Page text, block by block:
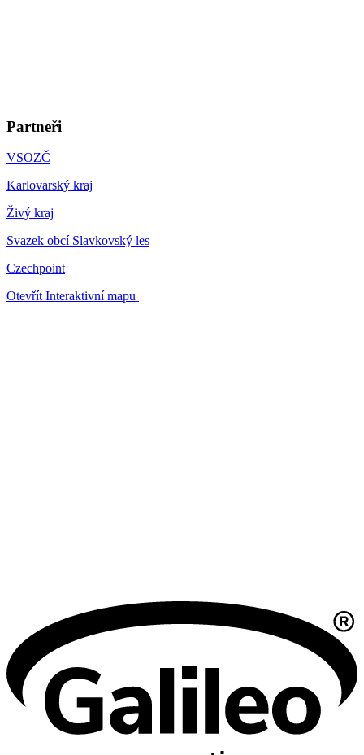
Partneři
VSOZČ
Karlovarský kraj
Živý kraj
Svazek obcí Slavkovský les
Czechpoint
Otevřít Interaktivní mapu